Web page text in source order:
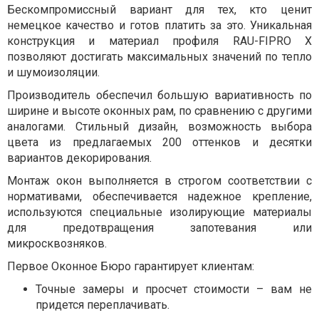
Бескомпромиссный вариант для тех, кто ценит
немецкое качество и готов платить за это. Уникальная
конструкция и материал профиля RAU-FIPRO X
позволяют достигать максимальных значений по тепло
и шумоизоляции.
Производитель обеспечил большую вариативность по
ширине и высоте оконных рам, по сравнению с другими
аналогами. Стильный дизайн, возможность выбора
цвета из предлагаемых 200 оттенков и десятки
вариантов декорирования.
Монтаж окон выполняется в строгом соответствии с
нормативами, обеспечивается надежное крепление,
используются специальные изолирующие материалы
для предотвращения запотевания или
микросквозняков.
Первое Оконное Бюро гарантирует клиентам:
Точные замеры и просчет стоимости – вам не
придется переплачивать.